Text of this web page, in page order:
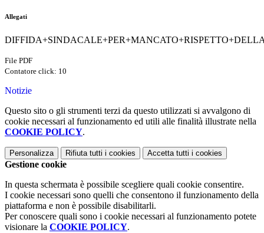
Allegati
File PDF
Contatore click: 10
Notizie
Questo sito o gli strumenti terzi da questo utilizzati si avvalgono di
cookie necessari al funzionamento ed utili alle finalità illustrate nella
COOKIE POLICY.
Personalizza Rifiuta tutti i cookies Accetta tutti i cookies
Gestione cookie
In questa schermata è possibile scegliere quali cookie consentire.
I cookie necessari sono quelli che consentono il funzionamento della
piattaforma e non è possibile disabilitarli.
Per conoscere quali sono i cookie necessari al funzionamento potete
visionare la COOKIE POLICY.